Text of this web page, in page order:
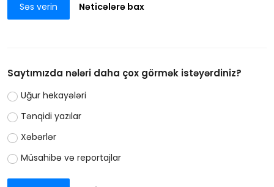
Səs verin Nəticələrə bax
Saytımızda nələri daha çox görmək istəyərdiniz?
Uğur hekayələri
Tənqidi yazılar
Xəbərlər
Müsahibə və reportajlar